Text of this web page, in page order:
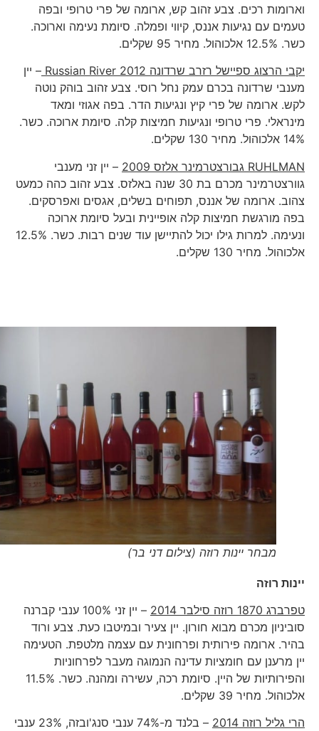
וארומות רכים. צבע זהוב קש, ארומה של פרי טרופי ובפה
טעמים עם נגיעות אננס, קיווי ופמלה. סיומת נעימה וארוכה.
כשר. 12.5% אלכוהול. מחיר 95 שקלים.
יקבי הרצוג ספיישל רזרב שרדונה
Russian River2012
– יין
מענבי שרדונה בכרם עמק נחל רוסי. צבע זהוב בוהק נוטה
לקש. ארומה של פרי קיץ ונגיעות הדר. בפה אגוזי ומאד
מינראלי. פרי טרופי ונגיעות חמיצות קלה. סיומת ארוכה. כשר.
14% אלכוהול. מחיר 130 שקלים.
RUHLMANגבורצטרמינר אלזס 2009
– יין זני מענבי
גוורצטרמינר מכרם בת 30 שנה באלזס. צבע זהוב כהה כמעט
צהוב. ארומה של אננס, תפוחים בשלים, אגסים ואפרסקים.
בפה מורגשת חמיצות קלה אופיינית ובעל סיומת ארוכה
ונעימה. למרות גילו יכול להתיישן עוד שנים רבות. כשר. 12.5%
אלכוהול. מחיר 130 שקלים.
מבחר יינות רוזה (צילום דני בר)
יינות רוזה
טפרברג 1870 רוזה סילבר 2014
– יין זני 100% ענבי קברנה
סוביניון מכרם מבוא חורון. יין צעיר ובמיטבו כעת. צבע ורוד
בהיר. ארומה פירותית ופרחונית עם עצמה מלטפת. הטעימה
יין מרענן עם חומציות עדינה הנמוגה מעבר לפרחוניות
והפירותיות של היין. סיומת רכה, עשירה ומהנה. כשר. 11.5%
אלכוהול. מחיר 39 שקלים.
הרי גליל רוזה 2014
– בלנד מ-74% ענבי סנג'ובזה, 23% ענבי